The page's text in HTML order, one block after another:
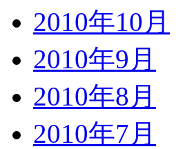
2010年10月
2010年9月
2010年8月
2010年7月